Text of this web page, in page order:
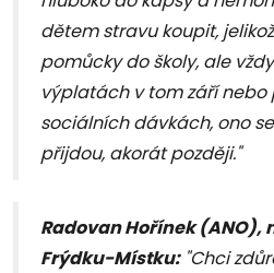
dětem stravu koupit,
pomůcky do školy, ale
výplatách v tom září nebo
sociálních dávkách, ono
přijdou, akorát později."
Radovan Hořínek
Frýdku-Místku:"Chci